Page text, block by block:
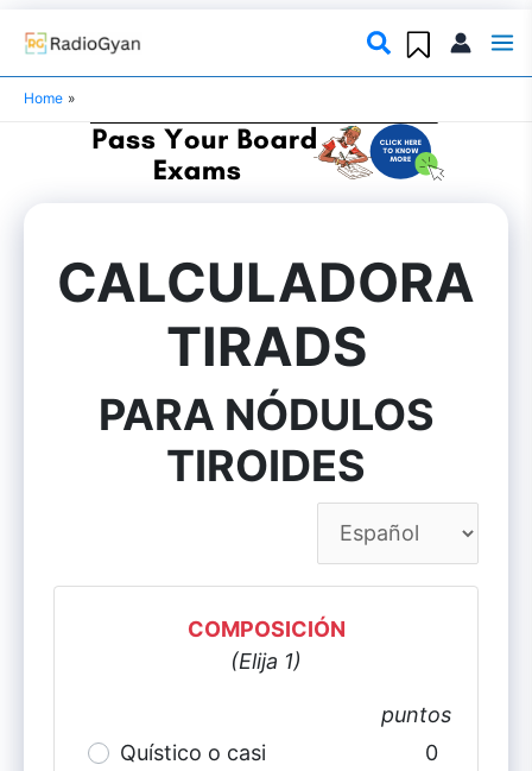
content
Home
CALCULADORA
TIRADS
PARA NÓDULOS
TIROIDES
COMPOSICIÓN
(Elija 1)
puntos
Quístico o casi
0